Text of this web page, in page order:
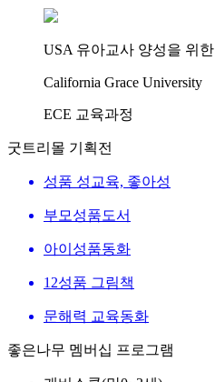
USA 유아교사 양성을 위한
California Grace University
ECE 교육과정
굿트리몰 기획전
성품 성교육, 좋아성
부모성품도서
아이성품동화
12성품 그림책
문해력 교육동화
좋은나무 멤버십 프로그램